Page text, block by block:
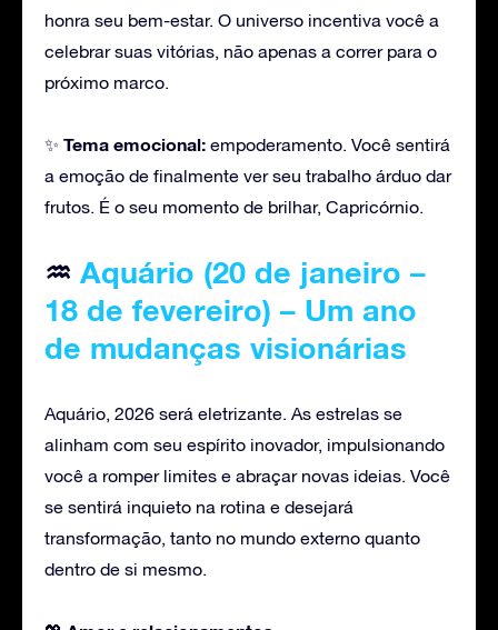
honra seu bem-estar. O universo incentiva você a
celebrar suas vitórias, não apenas a correr para o
próximo marco.
✨ Tema emocional: empoderamento. Você sentirá
a emoção de finalmente ver seu trabalho árduo dar
frutos. É o seu momento de brilhar, Capricórnio.
♒ Aquário (20 de janeiro –
18 de fevereiro) – Um ano
de mudanças visionárias
Aquário, 2026 será eletrizante. As estrelas se
alinham com seu espírito inovador, impulsionando
você a romper limites e abraçar novas ideias. Você
se sentirá inquieto na rotina e desejará
transformação, tanto no mundo externo quanto
dentro de si mesmo.